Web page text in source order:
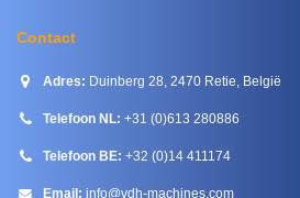
Contact
Adres: Duinberg 28, 2470 Retie, België
Telefoon NL: +31 (0)613 280886
Telefoon BE: +32 (0)14 411174
Email: info@vdh-machines.com